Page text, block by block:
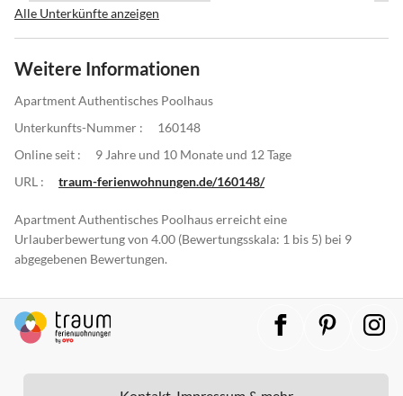
Alle Unterkünfte anzeigen
Weitere Informationen
Apartment Authentisches Poolhaus
Unterkunfts-Nummer :
160148
Online seit :
9 Jahre und 10 Monate und 12 Tage
URL :
traum-ferienwohnungen.de/160148/
Apartment Authentisches Poolhaus erreicht eine
Urlauberbewertung von 4.00 (Bewertungsskala: 1 bis 5) bei 9
abgegebenen Bewertungen.